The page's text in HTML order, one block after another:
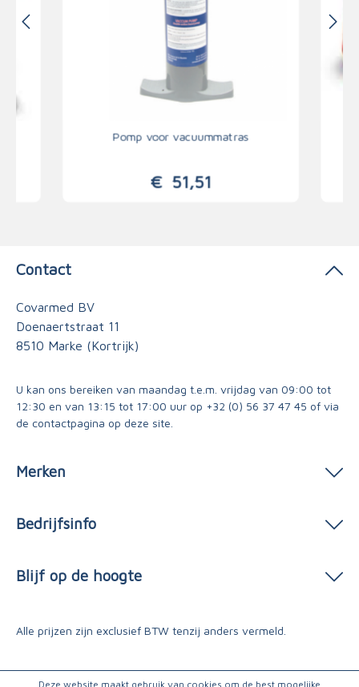
Pomp voor vacuummatras
€51,51
Contact
Covarmed BV
Doenaertstraat 11
8510 Marke (Kortrijk)
U kan ons bereiken van maandag t.e.m. vrijdag van 09:00 tot
12:30 en van 13:15 tot 17:00 uur op +32 (0) 56 37 47 45 of via
de contactpagina op deze site.
Merken
Bedrijfsinfo
Blijf op de hoogte
Alle prijzen zijn exclusief BTW tenzij anders vermeld.
Deze website maakt gebruik van cookies om de best mogelijke